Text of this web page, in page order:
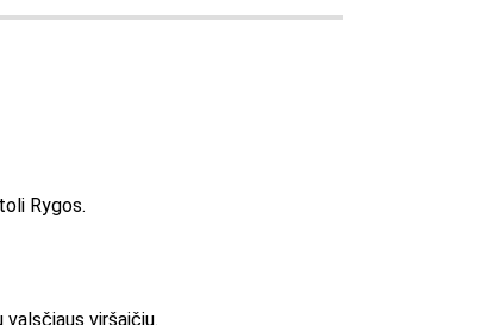
Rygos.
viršaičiu.